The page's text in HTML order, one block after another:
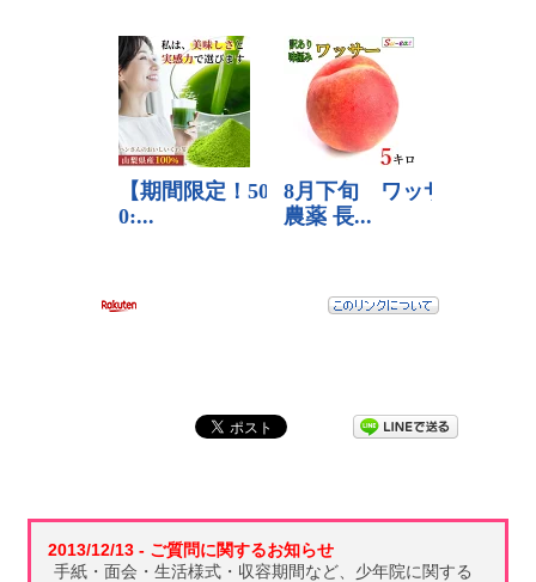
2013/12/13 - ご質問に関するお知らせ
手紙・面会・生活様式・収容期間など、少年院に関する